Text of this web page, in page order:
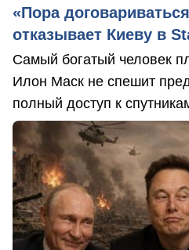
«Пора
отказывает Киеву в
Самый богатый человек
Илон Маск не спешит
полный доступ к